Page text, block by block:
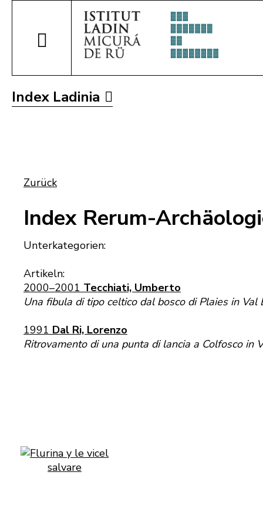
Index Ladinia
Zurück
Index Rerum-
Unterkategorien:
Artikeln:
2000–2001 Tecchiati, Umberto
Una fibula di tipo celtico dal bosco di Plaies in Val
1991 Dal Ri, Lorenzo
Ritrovamento di una punta di lancia a Colfosco in